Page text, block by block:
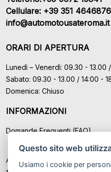
Questo sito web
Usiamo i cookie per
Cellulare: +39 351 4646876
info@automotousateroma.it
ORARI DI APERTURA
Lunedì – Venerdì: 09.30 - 13.00
Sabato: 09.30 - 13.00 / 14:00 -
Domenica: Chiuso
INFORMAZIONI
Domande Frequenti (FAQ)
Auto Moto Usate Roma Srl sede